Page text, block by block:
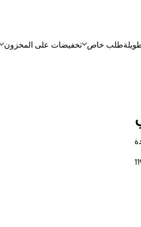
تخفيضات على المخزون طلب خاص